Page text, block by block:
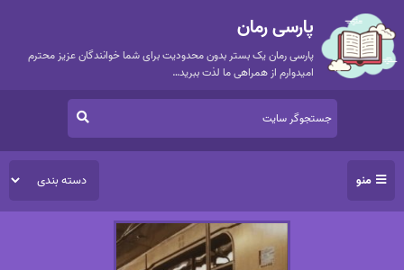
پارسی رمان
پارسی رمان یک بستر بدون محدودیت برای شما خوانندگان عزیز محترم
امیدوارم از همراهی ما لذت ببرید…
منو